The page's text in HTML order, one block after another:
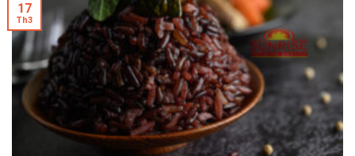
17
Th3